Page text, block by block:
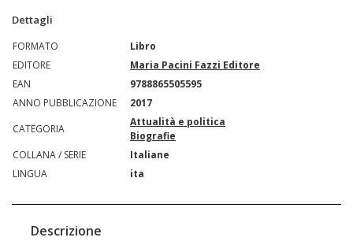
Dettagli
FORMATO
Libro
EDITORE
Maria Pacini Fazzi Editore
EAN
9788865505595
ANNO PUBBLICAZIONE
2017
CATEGORIA
Attualità e politica
Biografie
COLLANA / SERIE
Italiane
LINGUA
ita
Descrizione